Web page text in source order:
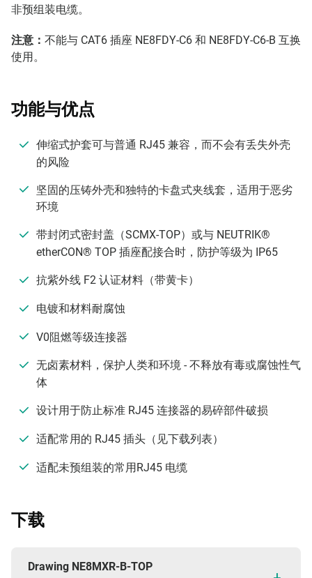
非预组装电缆。
注意： 不能与 CAT6 插座 NE8FDY-C6 和 NE8FDY-C6-B 互换
使用。
功能与优点
伸缩式护套可与普通 RJ45 兼容，而不会有丢失外壳
的风险
坚固的压铸外壳和独特的卡盘式夹线套，适用于恶劣
环境
带封闭式密封盖（SCMX-TOP）或与 NEUTRIK®
etherCON® TOP 插座配接合时，防护等级为 IP65
抗紫外线 F2 认证材料（带黄卡）
电镀和材料耐腐蚀
V0阻燃等级连接器
无卤素材料，保护人类和环境 - 不释放有毒或腐蚀性气
体
设计用于防止标准 RJ45 连接器的易碎部件破损
适配常用的 RJ45 插头（见下载列表）
适配未预组装的常用RJ45 电缆
下载
Drawing NE8MXR-B-TOP